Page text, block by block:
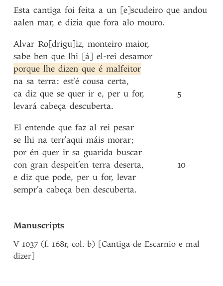
Esta cantiga foi feita a un [e]scudeiro que andou
aalen mar, e dizia que fora alo mouro.
Alvar Ro[drigu]iz, monteiro maior,
sabe ben que lhi [á] el-rei desamor
porque lhe dizen que é malfeitor
na sa terra: est’é cousa certa,
ca diz que se quer ir e, per u for,
levará cabeça descuberta.
El entende que faz al rei pesar
se lhi na terr’aqui máis morar;
por én quer ir sa guarida buscar
con gran despeit’en terra deserta,
e diz que pode, per u for, levar
sempr’a cabeça ben descuberta.
5
10
Manuscripts
V 1037 (f. 168r, col. b) [Cantiga de Escarnio e mal
dizer]